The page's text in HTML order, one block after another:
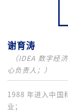
谢育涛
（IDEA 数字经
心负责人；）
1988 年进入中国
业；